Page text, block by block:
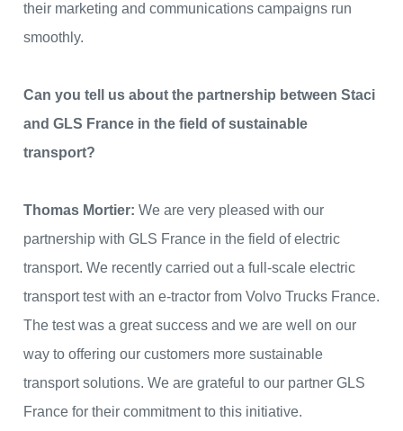
their marketing and communications campaigns run
smoothly.
Can you tell us about the partnership between Staci
and GLS France in the field of sustainable
transport?
Thomas Mortier: We are very pleased with our
partnership with GLS France in the field of electric
transport. We recently carried out a full-scale electric
transport test with an e-tractor from Volvo Trucks France.
The test was a great success and we are well on our
way to offering our customers more sustainable
transport solutions. We are grateful to our partner GLS
France for their commitment to this initiative.